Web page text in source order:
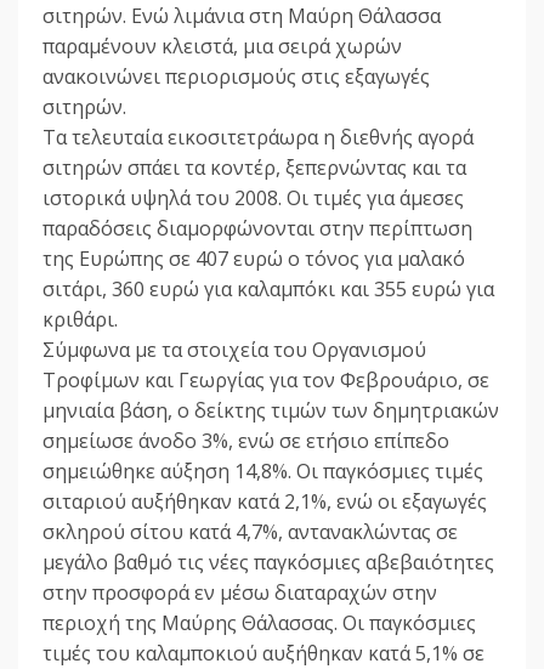
σιτηρών. Ενώ λιμάνια στη Μαύρη Θάλασσα
παραμένουν κλειστά, μια σειρά χωρών
ανακοινώνει περιορισμούς στις εξαγωγές
σιτηρών.
Τα τελευταία εικοσιτετράωρα η διεθνής αγορά
σιτηρών σπάει τα κοντέρ, ξεπερνώντας και τα
ιστορικά υψηλά του 2008. Οι τιμές για άμεσες
παραδόσεις διαμορφώνονται στην περίπτωση
της Ευρώπης σε 407 ευρώ ο τόνος για μαλακό
σιτάρι, 360 ευρώ για καλαμπόκι και 355 ευρώ για
κριθάρι.
Σύμφωνα με τα στοιχεία του Οργανισμού
Τροφίμων και Γεωργίας για τον Φεβρουάριο, σε
μηνιαία βάση, ο δείκτης τιμών των δημητριακών
σημείωσε άνοδο 3%, ενώ σε ετήσιο επίπεδο
σημειώθηκε αύξηση 14,8%. Οι παγκόσμιες τιμές
σιταριού αυξήθηκαν κατά 2,1%, ενώ οι εξαγωγές
σκληρού σίτου κατά 4,7%, αντανακλώντας σε
μεγάλο βαθμό τις νέες παγκόσμιες αβεβαιότητες
στην προσφορά εν μέσω διαταραχών στην
περιοχή της Μαύρης Θάλασσας. Οι παγκόσμιες
τιμές του καλαμποκιού αυξήθηκαν κατά 5,1% σε